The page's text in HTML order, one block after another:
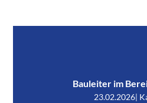
Bauleiter im
23.02.2026